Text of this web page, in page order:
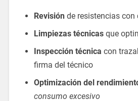
Revisiónde resistencias con
Limpiezas técnicasque
Inspección técnica con
firma del técnico
Optimización del
consumo excesivo